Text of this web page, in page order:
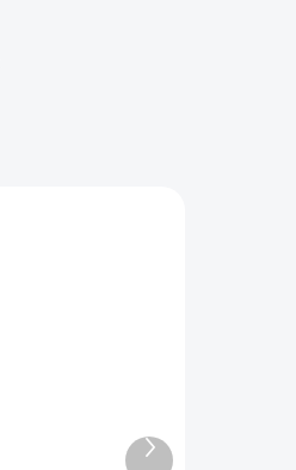
SKLADOM
(1 KS)
Ďalší